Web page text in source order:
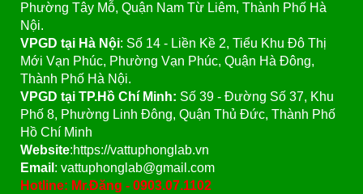
Phường Tây Mỗ, Quận Nam Từ Liêm, Thành Phố Hà
Nội.
VPGD tại Hà Nội: Số 14 - Liền Kề 2, Tiểu Khu Đô Thị
Mới Vạn Phúc, Phường Vạn Phúc, Quận Hà Đông,
Thành Phố Hà Nội.
VPGD tại TP.Hồ Chí Minh: Số 39 - Đường Số 37, Khu
Phố 8, Phường Linh Đông, Quận Thủ Đức, Thành Phố
Hồ Chí Minh
Website:https://vattuphonglab.vn
Email : vattuphonglab@gmail.com
Hotline: Mr.Đăng - 0903.07.1102